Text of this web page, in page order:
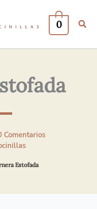
0
Comentarios
Estofada